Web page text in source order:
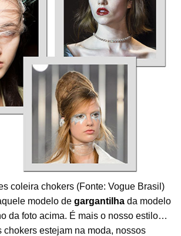
coleira chokers (Fonte: Vogue Brasil)
modelo de gargantilha da modelo
da foto acima. É mais o nosso estilo…
chokers estejam na moda, nossos